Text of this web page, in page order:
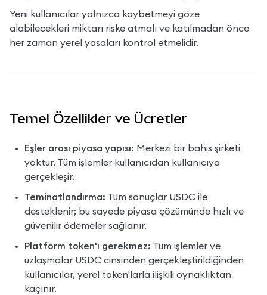
Yeni kullanıcılar yalnızca kaybetmeyi göze
alabilecekleri miktarı riske atmalı ve katılmadan önce
her zaman yerel yasaları kontrol etmelidir.
Temel Özellikler ve Ücretler
Eşler arası piyasa yapısı: Merkezi bir bahis şirketi
yoktur. Tüm işlemler kullanıcıdan kullanıcıya
gerçekleşir.
Teminatlandırma: Tüm sonuçlar USDC ile
desteklenir; bu sayede piyasa çözümünde hızlı ve
güvenilir ödemeler sağlanır.
Platform token'ı gerekmez: Tüm işlemler ve
uzlaşmalar USDC cinsinden gerçekleştirildiğinden
kullanıcılar, yerel token'larla ilişkili oynaklıktan
kaçınır.